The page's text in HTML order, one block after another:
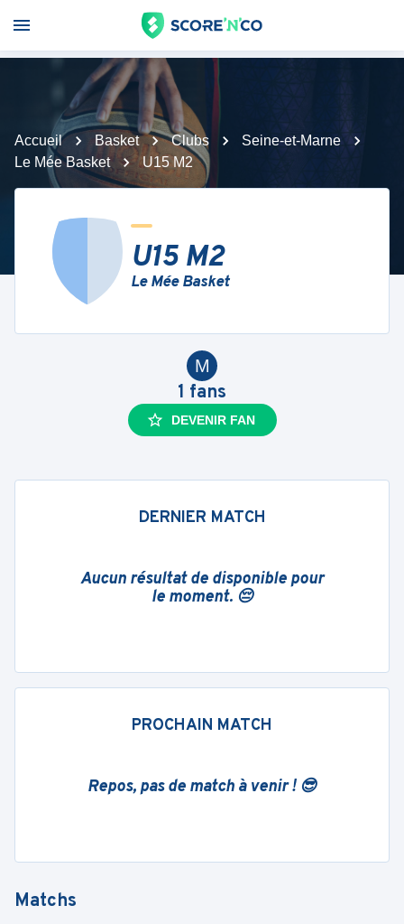
Accueil Basket Clubs
Seine-et-Marne
Le Mée Basket
U15 M2
U15 M2
Le Mée Basket
M
1 fans
DEVENIR FAN
DERNIER MATCH
Aucun résultat de disponible pour
le moment. 😔
PROCHAIN MATCH
Repos, pas de match à venir ! 😎
Matchs